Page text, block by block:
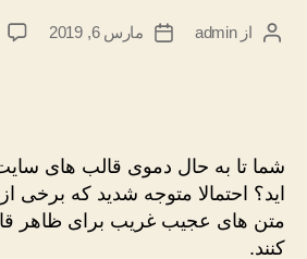
نویسنده
ازadmin
تاریخمارس 6, 2019
شما تا به حال دموی قالب های
اید؟ احتمالا متوجه شدید که برخی
متن های عجیب غریب برای ظاهر
کنند.